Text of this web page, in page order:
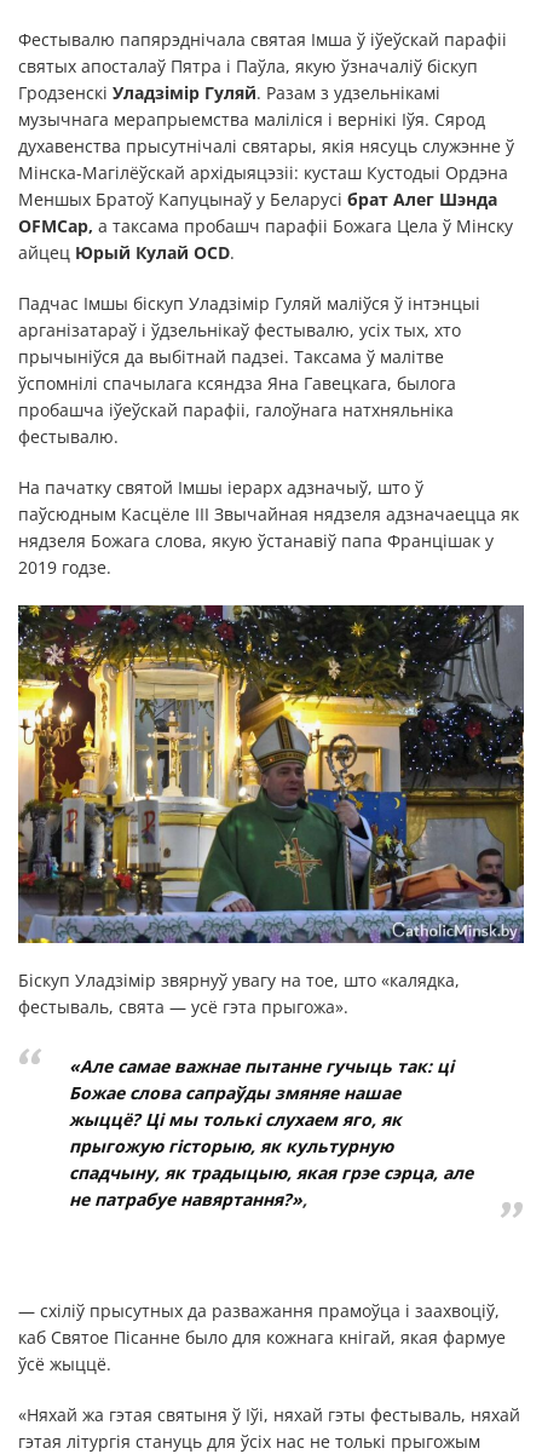
Фестывалю папярэднічала святая Імша ў іўеўскай парафіі
святых апосталаў Пятра і Паўла, якую ўзначаліў біскуп
Гродзенскі Уладзімір Гуляй. Разам з удзельнікамі
музычнага мерапрыемства маліліся і вернікі Іўя. Сярод
духавенства прысутнічалі святары, якія нясуць служэнне ў
Мінска-Магілёўскай архідыяцэзіі: кусташ Кустодыі Ордэна
Меншых Братоў Капуцынаў у Беларусі брат Алег Шэнда
OFMCap, а таксама пробашч парафіі Божага Цела ў Мінску
айцец Юрый Кулай OCD.
Падчас Імшы біскуп Уладзімір Гуляй маліўся ў інтэнцыі
арганізатараў і ўдзельнікаў фестывалю, усіх тых, хто
прычыніўся да выбітнай падзеі. Таксама ў малітве
ўспомнілі спачылага ксяндза Яна Гавецкага, былога
пробашча іўеўскай парафіі, галоўнага натхняльніка
фестывалю.
На пачатку святой Імшы іерарх адзначыў, што ў
паўсюдным Касцёле III Звычайная нядзеля адзначаецца як
нядзеля Божага слова, якую ўстанавіў папа Францішак у
2019 годзе.
Біскуп Уладзімір звярнуў увагу на тое, што «калядка,
фестываль, свята — усё гэта прыгожа».
«Але самае важнае пытанне гучыць так: ці
Божае слова сапраўды змяняе нашае
жыццё? Ці мы толькі слухаем яго, як
прыгожую гісторыю, як культурную
спадчыну, як традыцыю, якая грэе сэрца, але
не патрабуе навяртання?»,
— схіліў прысутных да разважання прамоўца і заахвоціў,
каб Святое Пісанне было для кожнага кнігай, якая фармуе
ўсё жыццё.
«Няхай жа гэтая святыня ў Іўі, няхай гэты фестываль, няхай
гэтая літургія стануць для ўсіх нас не толькі прыгожым